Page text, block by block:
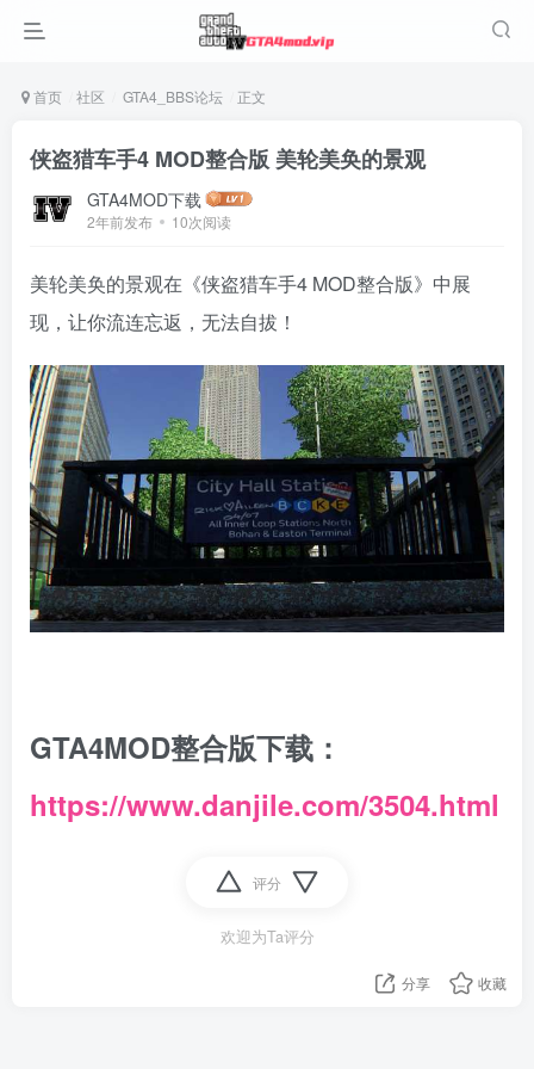
首页 社区 GTA4_BBS论坛 正文
侠盗猎车手4 MOD整合版 美轮美奂的景观
GTA4MOD下载
2年前发布 10次阅读
美轮美奂的景观在《侠盗猎车手4 MOD整合版》中展
现，让你流连忘返，无法自拔！
GTA4MOD整合版下载：
https://www.danjile.com/3504.html
评分
欢迎为Ta评分
分享 收藏